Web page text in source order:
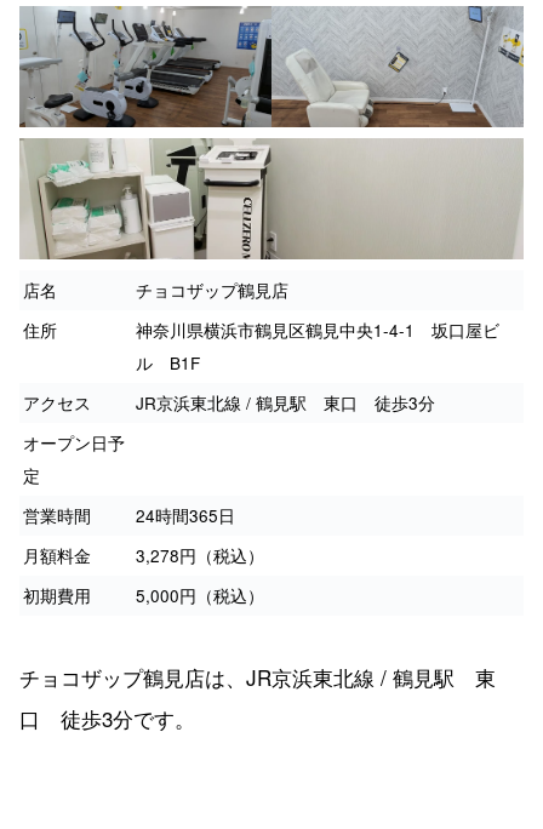
店名
チョコザップ鶴見店
住所
神奈川県横浜市鶴見区鶴見中央1-4-1 坂口屋ビ
ル B1F
アクセス
JR京浜東北線 / 鶴見駅 東口 徒歩3分
オープン日予
定
営業時間
24時間365日
月額料金
3,278円（税込）
初期費用
5,000円（税込）
チョコザップ鶴見店は、JR京浜東北線 / 鶴見駅 東
口 徒歩3分です。